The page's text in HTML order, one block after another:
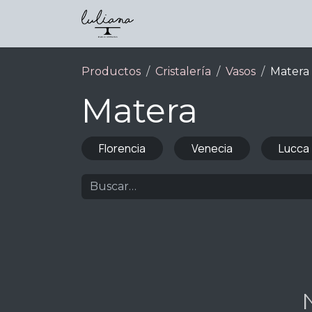
Productos Cristalería Vasos Matera
Matera
Florencia Venecia Lucca